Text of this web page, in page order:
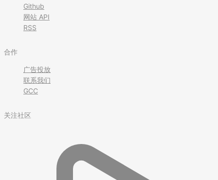
Github
网站 API
RSS
合作
广告投放
联系我们
GCC
关注社区